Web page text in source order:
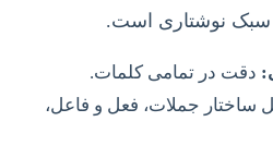
سبک نوشتاری است.
دقت در تمامی کلمات.
ساختار جملات، فعل و فاعل،